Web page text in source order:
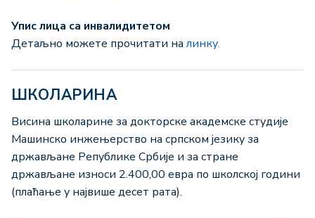
Упис лица са инвалидитетом
Детаљно можете прочитати на линку.
ШКОЛАРИНА
Висина школарине за докторске академске студије
Машинско инжењерство на српском језику за
држављане Републике Србије и за стране
држављане износи 2.400,00 евра по школској години
(плаћање у највише десет рата).